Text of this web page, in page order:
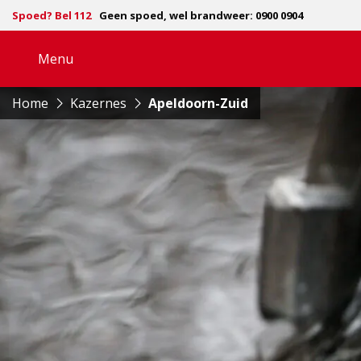
Spoed? Bel 112 Geen spoed, wel brandweer: 0900 0904
Menu
navigatie
Home Kazernes Apeldoorn-Zuid